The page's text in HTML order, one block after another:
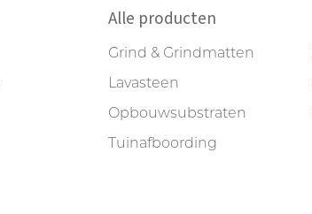
Alle producten
Grind & Grindmatten
Lavasteen
Opbouwsubstraten
Tuinafboording